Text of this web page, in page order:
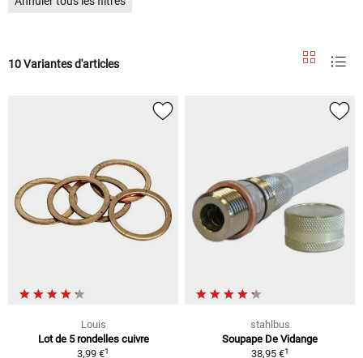
10 Variantes d'articles
Louis
Lot de 5 rondelles cuivre
3,99 €1
stahlbus
Soupape De Vidange
38,95 €1